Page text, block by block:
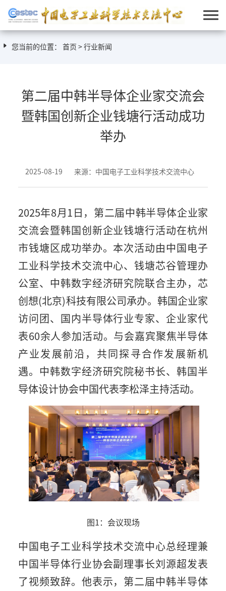
您当前的位置： 首页 >行业新闻
第二届中韩半导体企业家交流会
暨韩国创新企业钱塘行活动成功
举办
2025-08-19 来源：中国电子工业科学技术交流中心
2025年8月1日，第二届中韩半导体企业家
交流会暨韩国创新企业钱塘行活动在杭州
市钱塘区成功举办。本次活动由中国电子
工业科学技术交流中心、钱塘芯谷管理办
公室、中韩数字经济研究院联合主办，芯
创想(北京)科技有限公司承办。韩国企业家
访问团、国内半导体行业专家、企业家代
表60余人参加活动。与会嘉宾聚焦半导体
产业发展前沿，共同探寻合作发展新机
遇。中韩数字经济研究院秘书长、韩国半
导体设计协会中国代表李松泽主持活动。
图1：会议现场
中国电子工业科学技术交流中心总经理兼
中国半导体行业协会副理事长刘源超发表
了视频致辞。他表示，第二届中韩半导体